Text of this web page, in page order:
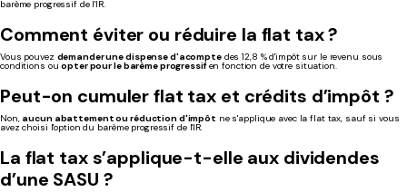
barème progressif de l'IR.
Comment éviter ou réduire la flat tax ?
Vous pouvez demander une dispense d'acomptedes 12,8 % d'impôt sur le revenu sous
conditions ouopter pour le barème progressifen fonction de votre situation.
Peut-on cumuler flat tax et crédits d’impôt ?
Non, aucun abattement ou réduction d'impôt ne s'applique avec la flat tax, sauf si vous
avez choisi l'option du barème progressif de l'IR.
La flat tax s’applique-t-elle aux dividendes
d’une SASU ?